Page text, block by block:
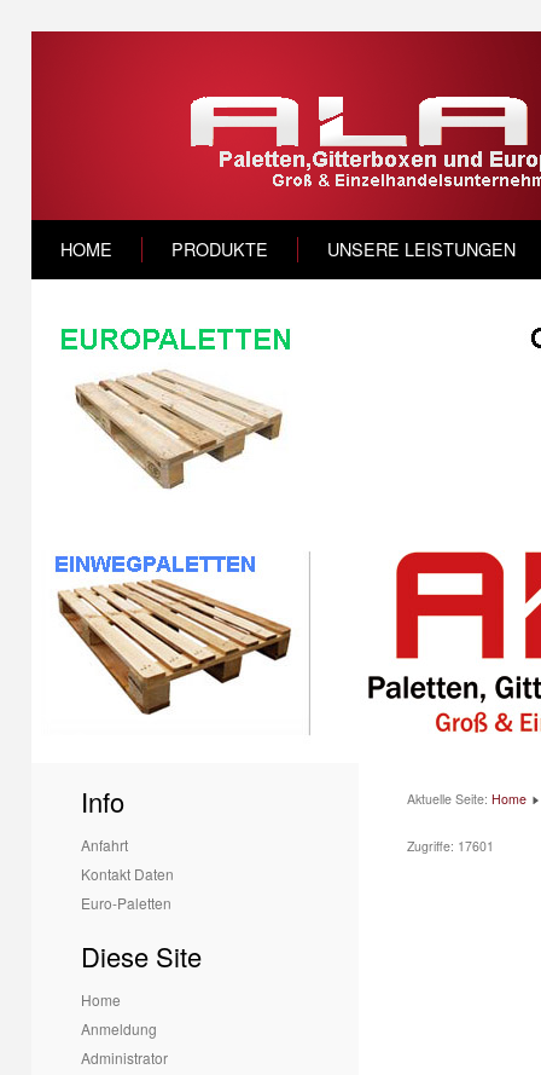
HOME PRODUKTE UNSERE LEISTUNGEN
Info
Anfahrt
Kontakt Daten
Euro-Paletten
Diese Site
Home
Anmeldung
Administrator
Aktuelle Seite: Home
Zugriffe: 17601